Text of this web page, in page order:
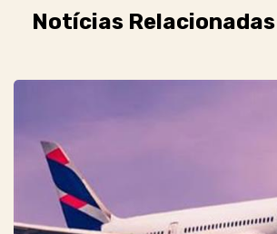
Notícias Relacionadas